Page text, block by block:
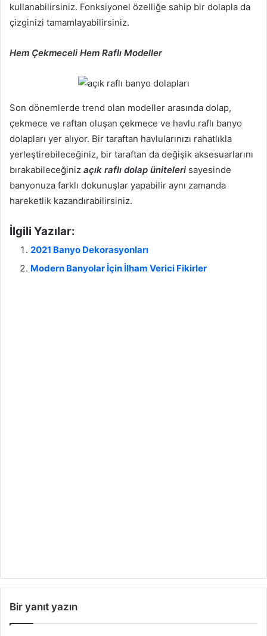
kullanabilirsiniz. Fonksiyonel özelliğe sahip bir dolapla da
çizginizi tamamlayabilirsiniz.
Hem Çekmeceli Hem Raflı Modeller
Son dönemlerde trend olan modeller arasında dolap,
çekmece ve raftan oluşan çekmece ve havlu raflı banyo
dolapları yer alıyor. Bir taraftan havlularınızı rahatlıkla
yerleştirebileceğiniz, bir taraftan da değişik aksesuarlarını
bırakabileceğiniz açık raflı dolap üniteleri sayesinde
banyonuza farklı dokunuşlar yapabilir aynı zamanda
hareketlik kazandırabilirsiniz.
İlgili Yazılar:
2021 Banyo Dekorasyonları
Modern Banyolar İçin İlham Verici Fikirler
Bir yanıt yazın